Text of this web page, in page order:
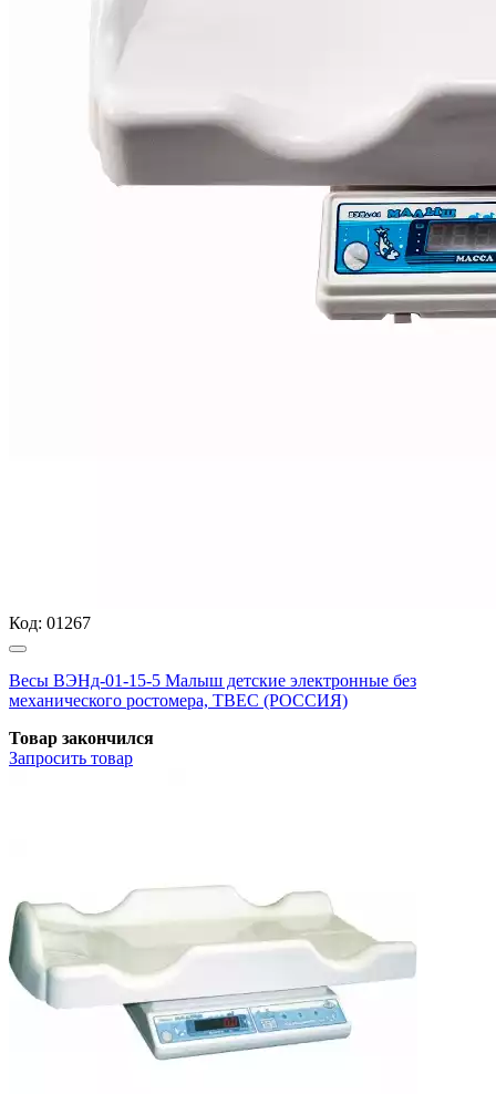
Код: 01267
Весы ВЭНд-01-15-5 Малыш детские электронные без
механического ростомера, ТВЕС (РОССИЯ)
Товар закончился
Запросить товар